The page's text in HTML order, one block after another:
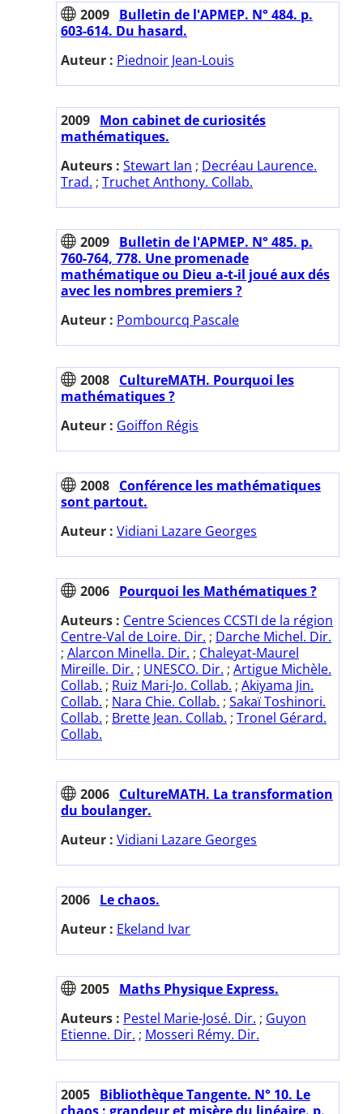
2009 Bulletin de l'APMEP. N° 484. p.
603-614. Du hasard.
Auteur : Piednoir Jean-Louis
2009 Mon cabinet de curiosités
mathématiques.
Auteurs : Stewart Ian ; Decréau Laurence.
Trad. ; Truchet Anthony. Collab.
2009 Bulletin de l'APMEP. N° 485. p.
760-764, 778. Une promenade
mathématique ou Dieu a-t-il joué aux dés
avec les nombres premiers ?
Auteur : Pombourcq Pascale
2008 CultureMATH. Pourquoi les
mathématiques ?
Auteur : Goiffon Régis
2008 Conférence les mathématiques
sont partout.
Auteur : Vidiani Lazare Georges
2006 Pourquoi les Mathématiques ?
Auteurs : Centre Sciences CCSTI de la région
Centre-Val de Loire. Dir. ; Darche Michel. Dir.
; Alarcon Minella. Dir. ; Chaleyat-Maurel
Mireille. Dir. ; UNESCO. Dir. ; Artigue Michèle.
Collab. ; Ruiz Mari-Jo. Collab. ; Akiyama Jin.
Collab. ; Nara Chie. Collab. ; Sakaï Toshinori.
Collab. ; Brette Jean. Collab. ; Tronel Gérard.
Collab.
2006 CultureMATH. La transformation
du boulanger.
Auteur : Vidiani Lazare Georges
2006 Le chaos.
Auteur : Ekeland Ivar
2005 Maths Physique Express.
Auteurs : Pestel Marie-José. Dir. ; Guyon
Etienne. Dir. ; Mosseri Rémy. Dir.
2005 Bibliothèque Tangente. N° 10. Le